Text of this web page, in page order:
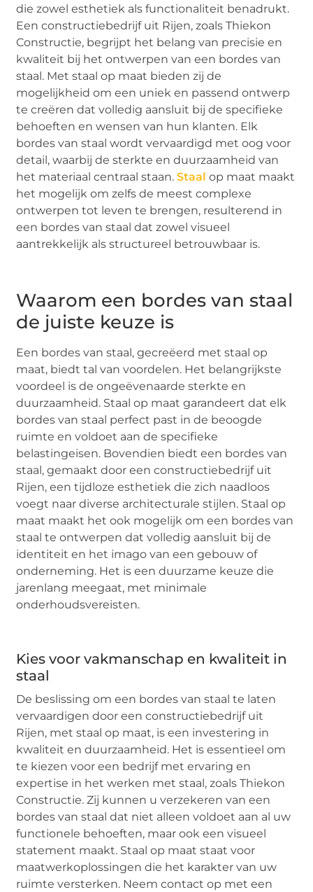
die zowel esthetiek als functionaliteit benadrukt.
Een constructiebedrijf uit Rijen, zoals Thiekon
Constructie, begrijpt het belang van precisie en
kwaliteit bij het ontwerpen van een bordes van
staal. Met staal op maat bieden zij de
mogelijkheid om een uniek en passend ontwerp
te creëren dat volledig aansluit bij de specifieke
behoeften en wensen van hun klanten. Elk
bordes van staal wordt vervaardigd met oog voor
detail, waarbij de sterkte en duurzaamheid van
het materiaal centraal staan.Staal op maat maakt
het mogelijk om zelfs de meest complexe
ontwerpen tot leven te brengen, resulterend in
een bordes van staal dat zowel visueel
aantrekkelijk als structureel betrouwbaar is.
Waarom een bordes van staal
de juiste keuze is
Een bordes van staal, gecreëerd met staal op
maat, biedt tal van voordelen. Het belangrijkste
voordeel is de ongeëvenaarde sterkte en
duurzaamheid. Staal op maat garandeert dat elk
bordes van staal perfect past in de beoogde
ruimte en voldoet aan de specifieke
belastingeisen. Bovendien biedt een bordes van
staal, gemaakt door een constructiebedrijf uit
Rijen, een tijdloze esthetiek die zich naadloos
voegt naar diverse architecturale stijlen. Staal op
maat maakt het ook mogelijk om een bordes van
staal te ontwerpen dat volledig aansluit bij de
identiteit en het imago van een gebouw of
onderneming. Het is een duurzame keuze die
jarenlang meegaat, met minimale
onderhoudsvereisten.
Kies voor vakmanschap en kwaliteit in
staal
De beslissing om een bordes van staal te laten
vervaardigen door een constructiebedrijf uit
Rijen, met staal op maat, is een investering in
kwaliteit en duurzaamheid. Het is essentieel om
te kiezen voor een bedrijf met ervaring en
expertise in het werken met staal, zoals Thiekon
Constructie. Zij kunnen u verzekeren van een
bordes van staal dat niet alleen voldoet aan al uw
functionele behoeften, maar ook een visueel
statement maakt. Staal op maat staat voor
maatwerkoplossingen die het karakter van uw
ruimte versterken. Neem contact op met een